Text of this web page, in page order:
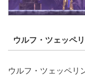
ウルフ・ツェッペ
ウルフ・ツェッペリ